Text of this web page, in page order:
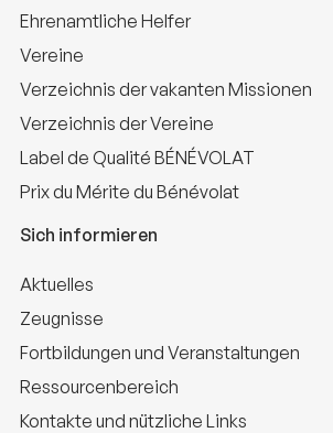
Ehrenamtliche Helfer
Vereine
Verzeichnis der vakanten Missionen
Verzeichnis der Vereine
Label de Qualité BÉNÉVOLAT
Prix du Mérite du Bénévolat
Sich informieren
Aktuelles
Zeugnisse
Fortbildungen und Veranstaltungen
Ressourcenbereich
Kontakte und nützliche Links